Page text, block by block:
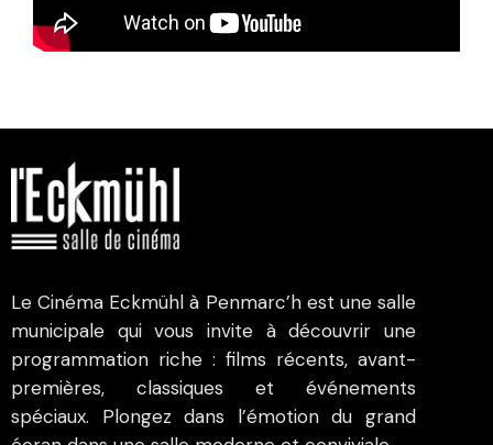
Le Cinéma Eckmühl à Penmarc’h est une salle
municipale qui vous invite à découvrir une
programmation riche : films récents, avant-
premières, classiques et événements
spéciaux. Plongez dans l’émotion du grand